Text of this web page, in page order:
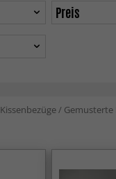
Preis
Kissenbezüge/ Gemusterte